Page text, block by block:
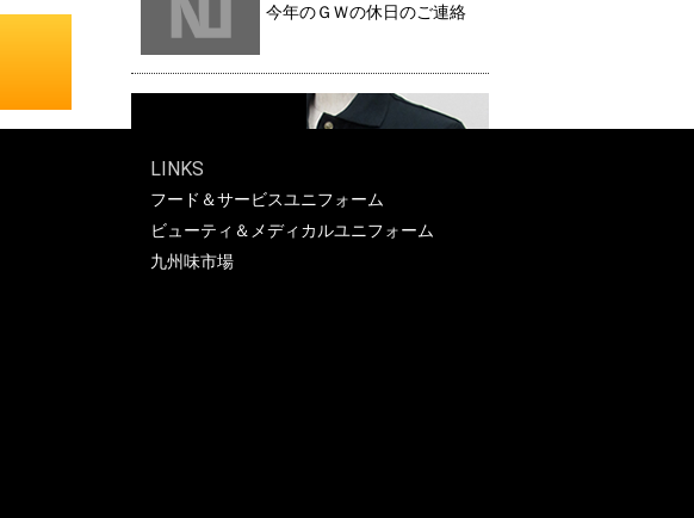
今年のＧＷの休日のご連絡
LINKS
フード＆サービスユニフォーム
ビューティ＆メディカルユニフォーム
九州味市場